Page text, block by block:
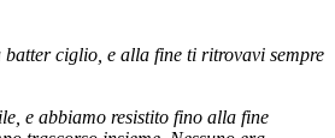
ciglio, e alla fine ti ritrovavi sempre
e abbiamo resistito fino alla fine